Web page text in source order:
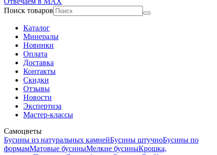
Поиск товаров
Каталог
Минералы
Новинки
Оплата
Доставка
Контакты
Скидки
Отзывы
Новости
Экспертиза
Мастер-классы
Самоцветы
Бусины из натуральных камнейБусины штучноБусины по
формамМатовые бусиныМелкие бусиныКрошка,